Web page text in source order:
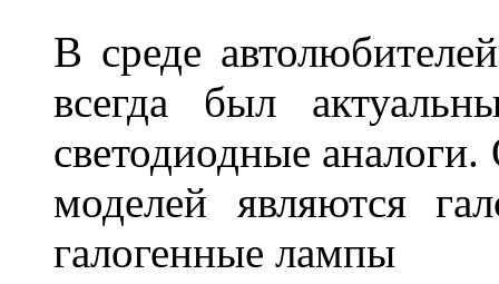
В среде
всегда был
светодиодные
моделей являются
галогенные лампы